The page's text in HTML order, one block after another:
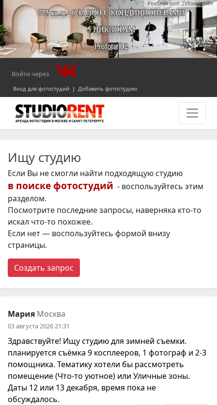
Реклама erid: 2VfnxwqpHBe
Войти через
Вход для фотостудий | Добавить фотостудию
Ищу студию
Если Вы не смогли найти подходящую студию
в поиске фотостудий - воспользуйтесь этим
разделом.
Посмотрите последние запросы, наверняка кто-то
искал что-то похожее.
Если нет — воспользуйтесь формой внизу
страницы.
Создать запрос
Мария Москва
03 августа 2026 21:31
Здравствуйте! Ищу студию для зимней съемки.
планируется съёмка 9 косплееров, 1 фотограф и 2-3
помощника. Тематику хотели бы рассмотреть
помещение (Что-то уютное) или Уличные зоны.
Даты 12 или 13 декабря, время пока не
обсуждалось.